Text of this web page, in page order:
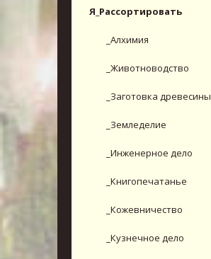
Я_Рассортировать
_Алхимия
_Животноводство
_Заготовка древесины
_Земледелие
_Инженерное дело
_Книгопечатанье
_Кожевничество
_Кузнечное дело